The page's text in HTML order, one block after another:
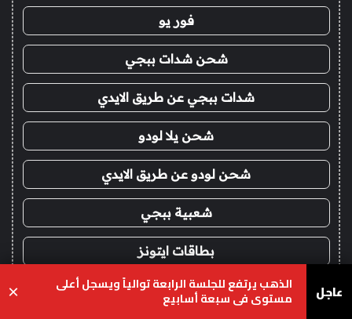
فور يو
شحن شدات ببجي
شدات ببجي عن طريق الايدي
شحن يلا لودو
شحن لودو عن طريق الايدي
شعبية ببجي
بطاقات ايتونز
بلايستيشن ستور
عاجل الذهب يرتفع للجلسة الرابعة توالياً ويسجل أعلى
مستوى في سبعة أسابيع ×